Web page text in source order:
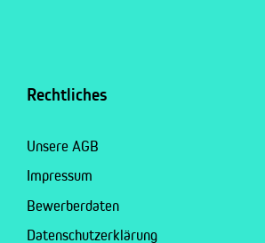
Rechtliches
Unsere AGB
Impressum
Bewerberdaten
Datenschutzerklärung